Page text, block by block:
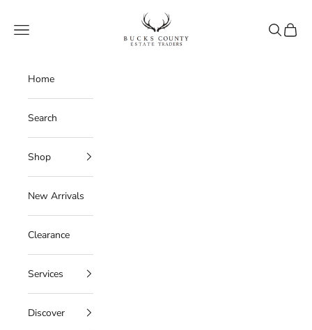
Bucks County Estate Traders
Navigation menu
Search
Cart
Home
Search
Shop
New Arrivals
Clearance
Services
Discover